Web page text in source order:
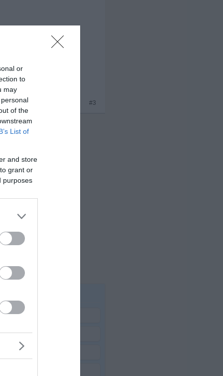
or
to
may
of the
List of
and store
grant or
purposes
#3